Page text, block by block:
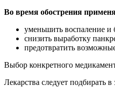
Во время обострения
уменьшить воспаление
снизить выработку
предотвратить
Выбор конкретного
Лекарства следует подбирать